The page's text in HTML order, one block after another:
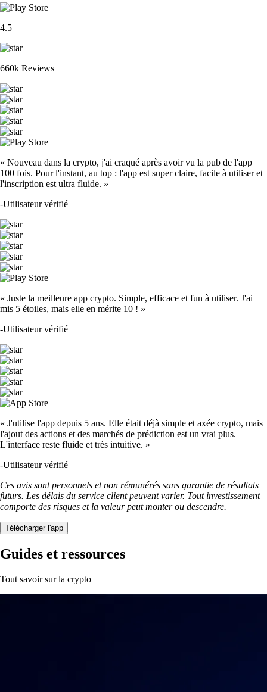
4.5
660k Reviews
« Nouveau dans la crypto, j'ai craqué après avoir vu la pub de l'app
100 fois. Pour l'instant, au top : l'app est super claire, facile à utiliser et
l'inscription est ultra fluide. »
-Utilisateur vérifié
« Juste la meilleure app crypto. Simple, efficace et fun à utiliser. J'ai
mis 5 étoiles, mais elle en mérite 10 ! »
-Utilisateur vérifié
« J'utilise l'app depuis 5 ans. Elle était déjà simple et axée crypto, mais
l'ajout des actions et des marchés de prédiction est un vrai plus.
L'interface reste fluide et très intuitive. »
-Utilisateur vérifié
Ces avis sont personnels et non rémunérés sans garantie de résultats
futurs. Les délais du service client peuvent varier. Tout investissement
comporte des risques et la valeur peut monter ou descendre.
Télécharger l'app
Guides et ressources
Tout savoir sur la crypto